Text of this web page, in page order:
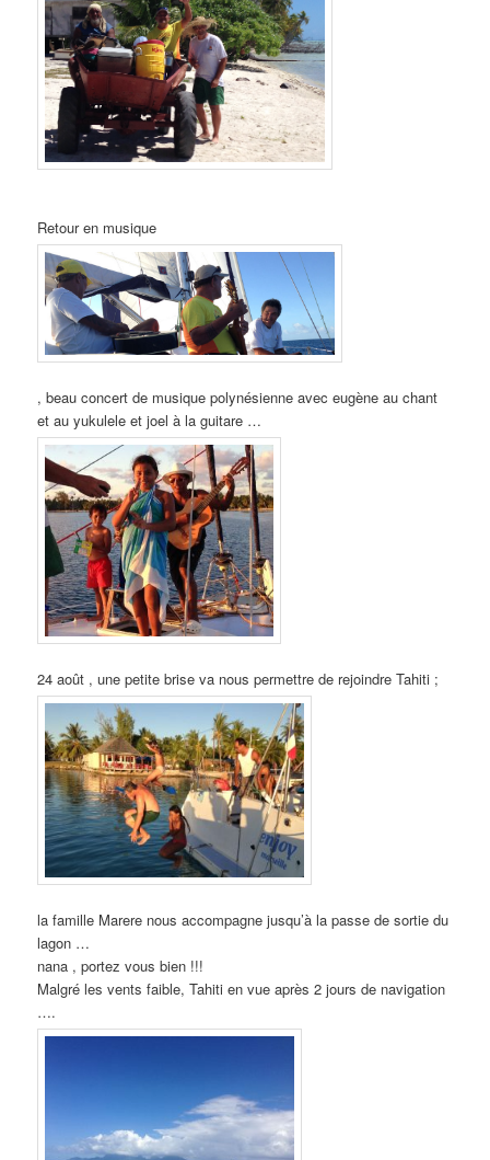
Retour en musique
, beau concert de musique polynésienne avec eugène au chant
et au yukulele et joel à la guitare …
24 août , une petite brise va nous permettre de rejoindre Tahiti ;
la famille Marere nous accompagne jusqu’à la passe de sortie du
lagon …
nana , portez vous bien !!!
Malgré les vents faible, Tahiti en vue après 2 jours de navigation
….